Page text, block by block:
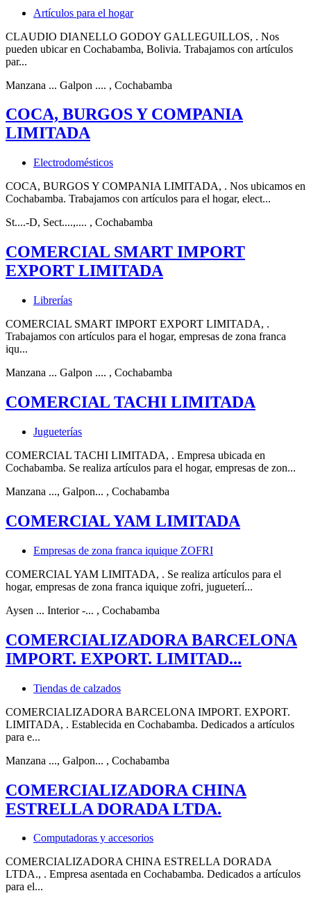
Artículos para el hogar
CLAUDIO DIANELLO GODOY GALLEGUILLOS, . Nos
pueden ubicar en Cochabamba, Bolivia. Trabajamos con artículos
par...
Manzana ... Galpon .... , Cochabamba
COCA, BURGOS Y COMPANIA
LIMITADA
Electrodomésticos
COCA, BURGOS Y COMPANIA LIMITADA, . Nos ubicamos en
Cochabamba. Trabajamos con artículos para el hogar, elect...
St....-D, Sect....,.... , Cochabamba
COMERCIAL SMART IMPORT
EXPORT LIMITADA
Librerías
COMERCIAL SMART IMPORT EXPORT LIMITADA, .
Trabajamos con artículos para el hogar, empresas de zona franca
iqu...
Manzana ... Galpon .... , Cochabamba
COMERCIAL TACHI LIMITADA
Jugueterías
COMERCIAL TACHI LIMITADA, . Empresa ubicada en
Cochabamba. Se realiza artículos para el hogar, empresas de zon...
Manzana ..., Galpon... , Cochabamba
COMERCIAL YAM LIMITADA
Empresas de zona franca iquique ZOFRI
COMERCIAL YAM LIMITADA, . Se realiza artículos para el
hogar, empresas de zona franca iquique zofri, jugueterí...
Aysen ... Interior -... , Cochabamba
COMERCIALIZADORA BARCELONA
IMPORT. EXPORT. LIMITAD...
Tiendas de calzados
COMERCIALIZADORA BARCELONA IMPORT. EXPORT.
LIMITADA, . Establecida en Cochabamba. Dedicados a artículos
para e...
Manzana ..., Galpon... , Cochabamba
COMERCIALIZADORA CHINA
ESTRELLA DORADA LTDA.
Computadoras y accesorios
COMERCIALIZADORA CHINA ESTRELLA DORADA
LTDA., . Empresa asentada en Cochabamba. Dedicados a artículos
para el...